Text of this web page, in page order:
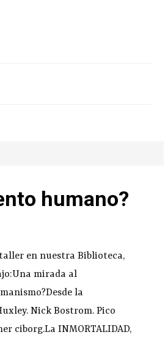
humano?
taller en nuestra Biblioteca,
mirada al
la
Nick Bostrom. Pico
ciborg.La INMORTALIDAD,